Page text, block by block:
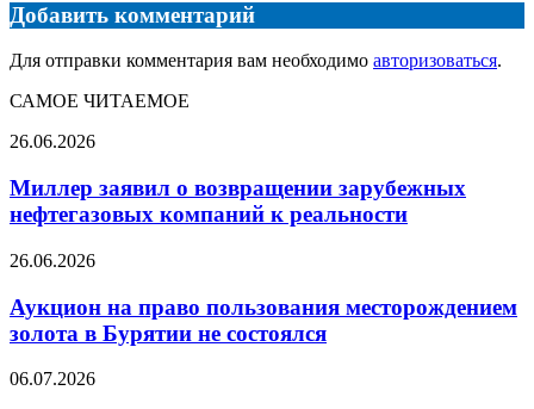
Добавить комментарий
Для отправки комментария вам необходимо авторизоваться.
САМОЕ ЧИТАЕМОЕ
Миллер
о
возвращении
зарубежных
компаний
реальности
26.06.2026
Миллер заявил о возвращении зарубежных
нефтегазовых компаний к реальности
Аукцион
право
пользования
месторождением
в
26.06.2026
Аукцион на право пользования месторождением
золота в Бурятии не состоялся
Цены
06.07.2026